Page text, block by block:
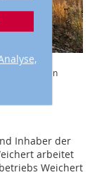
fixiert werden
Inhaber der
arbeitet
Weichert